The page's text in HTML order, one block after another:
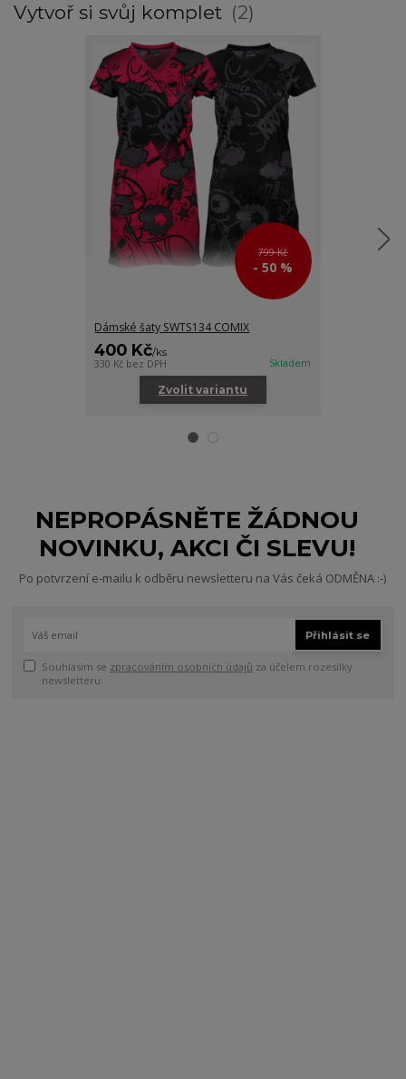
Vytvoř si svůj komplet 2
799 Kč
- 50 %
Dámské šaty SWTS134 COMIX
400 Kč/ks
330 Kč bez DPH Skladem
Zvolit variantu
NEPROPÁSNĚTE ŽÁDNOU
NOVINKU, AKCI ČI SLEVU!
Po potvrzení e-mailu k odběru newsletteru na Vás čeká ODMĚNA :-)
Přihlásit se
Souhlasím se zpracováním osobních údajů za účelem rozesílky
newsletteru.